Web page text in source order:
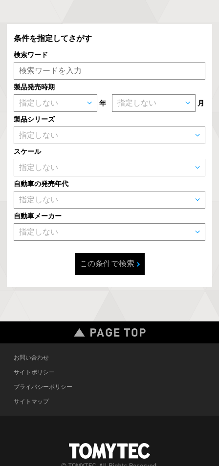
条件を指定してさがす
検索ワード
製品発売時期
年 月
製品シリーズ
スケール
自動車の発売年代
自動車メーカー
この条件で検索
お問い合わせ
サイトポリシー
プライバシーポリシー
サイトマップ